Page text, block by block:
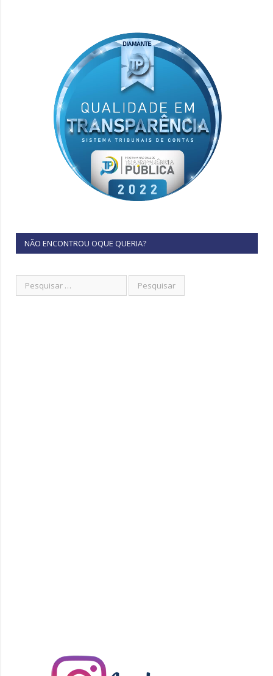
NÃO ENCONTROU OQUE QUERIA?